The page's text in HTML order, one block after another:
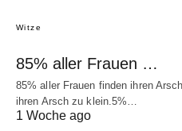
Witze
85% aller Frauen …
85% aller Frauen finden ihren
ihren Arsch zu klein.5%…
1 Woche ago